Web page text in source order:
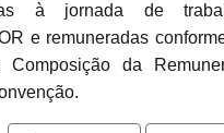
à jornada de
e remuneradas
Composição da